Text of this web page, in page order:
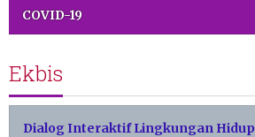
COVID-19
Ekbis
Dialog Interaktif Lingkungan Hidup